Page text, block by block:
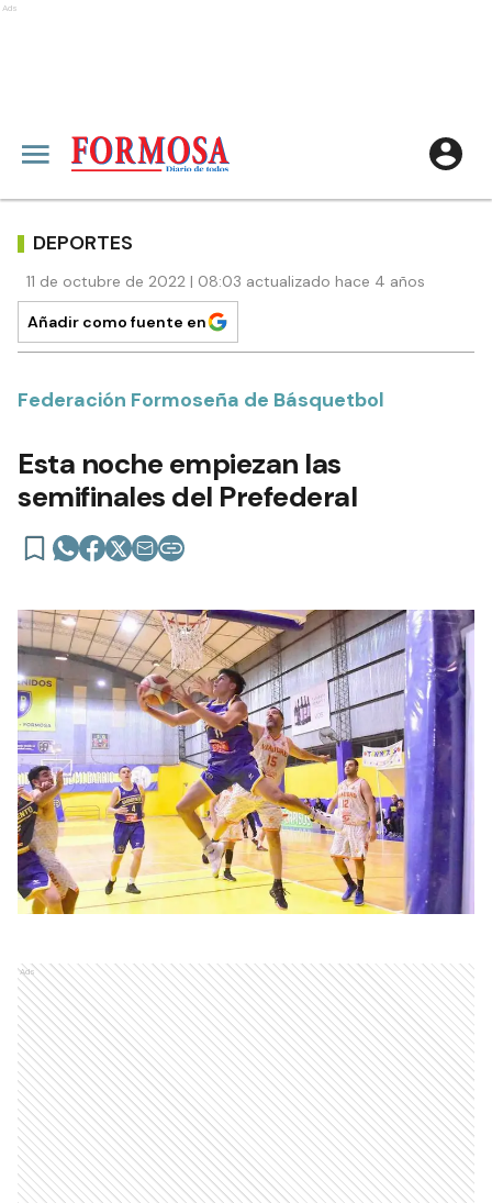
Ads
DEPORTES
11 de octubre de 2022 | 08:03 actualizado hace 4 años
Añadir como fuente en
Federación Formoseña de Básquetbol
Esta noche empiezan las
semifinales del Prefederal
Ads